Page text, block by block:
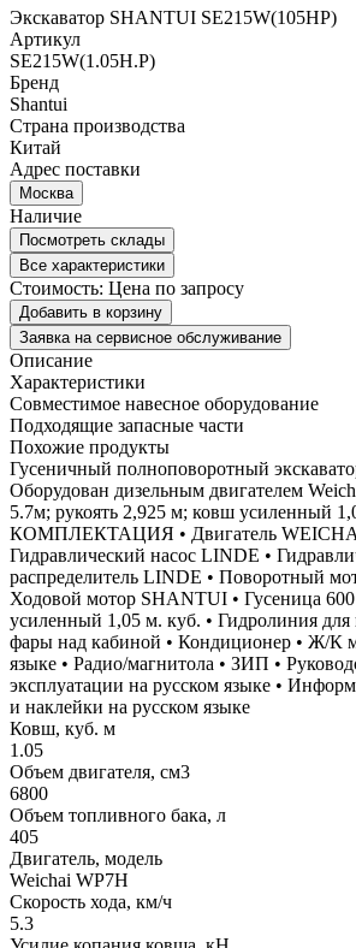
Экскаватор SHANTUI SE215W(105HP)
Артикул
SE215W(1.05H.P)
Бренд
Shantui
Страна производства
Китай
Адрес поставки
Москва
Наличие
Посмотреть склады
Все характеристики
Стоимость: Цена по запросу
Добавить в корзину
Заявка на сервисное обслуживание
Описание
Характеристики
Совместимое навесное оборудование
Подходящие запасные части
Похожие продукты
Гусеничный полноповоротный
Оборудован дизельным двигателем
5.7м; рукоять 2,925 м; ковш усиленный
КОМПЛЕКТАЦИЯ • Двигатель WEICHAI
Гидравлический насос LINDE •
распределитель LINDE • Поворотный
Ходовой мотор SHANTUI • Гусеница
усиленный 1,05 м. куб. • Гидролиния для
фары над кабиной • Кондиционер • Ж/К
языке • Радио/магнитола • ЗИП •
эксплуатации на русском языке •
и наклейки на русском языке
Ковш, куб. м
1.05
Объем двигателя, см3
6800
Объем топливного бака, л
405
Двигатель, модель
Weichai WP7H
Скорость хода, км/ч
5.3